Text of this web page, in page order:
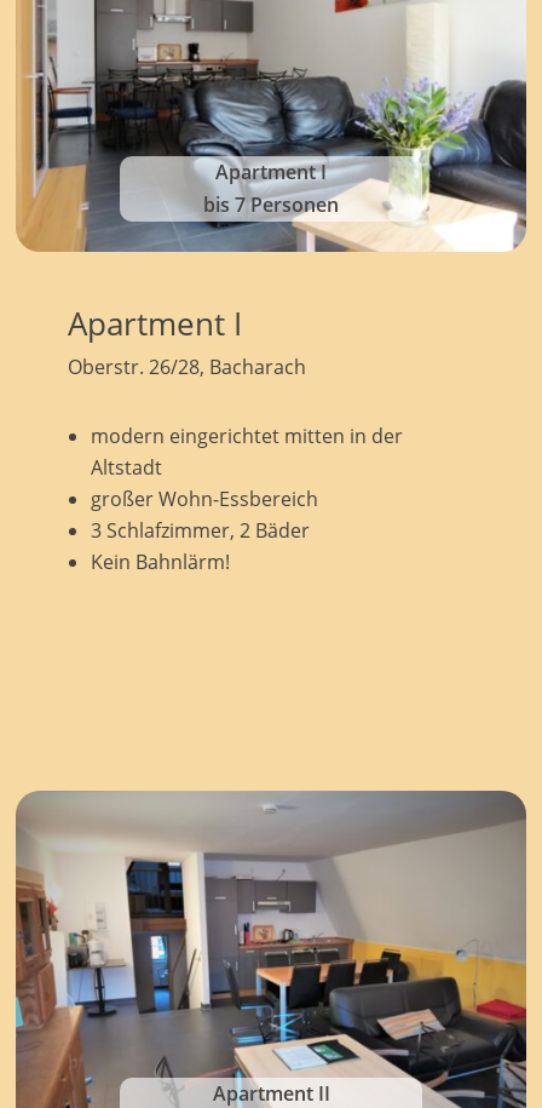
Apartment I
bis 7 Personen
Apartment I
Oberstr. 26/28, Bacharach
modern eingerichtet mitten in der
Altstadt
großer Wohn-Essbereich
3 Schlafzimmer, 2 Bäder
Kein Bahnlärm!
Apartment II